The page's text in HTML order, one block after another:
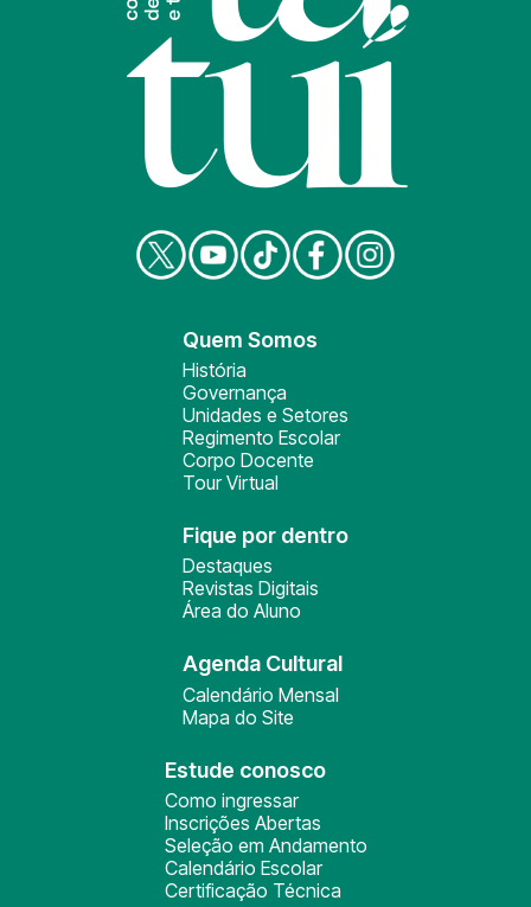
Quem Somos
História
Governança
Unidades e Setores
Regimento Escolar
Corpo Docente
Tour Virtual
Fique por dentro
Destaques
Revistas Digitais
Área do Aluno
Agenda Cultural
Calendário Mensal
Mapa do Site
Estude conosco
Como ingressar
Inscrições Abertas
Seleção em Andamento
Calendário Escolar
Certificação Técnica